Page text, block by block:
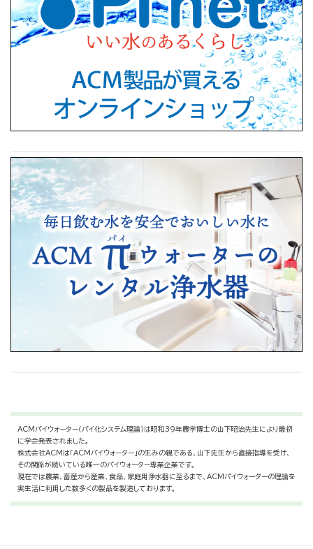
ACMパイウォーター（パイ化システム理論）は昭和39年農学博士の山下昭治先生により最初
に学会発表されました。
株式会社ACMは「ACMパイウォーター」の生みの親である、山下先生から直接指導を受け、
その関係が続いている唯一のパイウォーター専業企業です。
現在では農業、畜産から産業、食品、家庭用浄水器に至るまで、ACMパイウォーターの理論を
実生活に利用した数多くの製品を製造しております。